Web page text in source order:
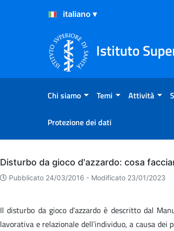
Salta al Contenuto
Salta al Footer
Istituto
Chi siamo Temi Attività
Protezione dei dati
Archivio
Disturbo da gioco d'azzardo: cosa
Pubblicato 24/03/2016 - Modificato 23/01/2023
Il disturbo da gioco d’azzardo è descritto dal
lavorativa e relazionale dell’individuo, a causa